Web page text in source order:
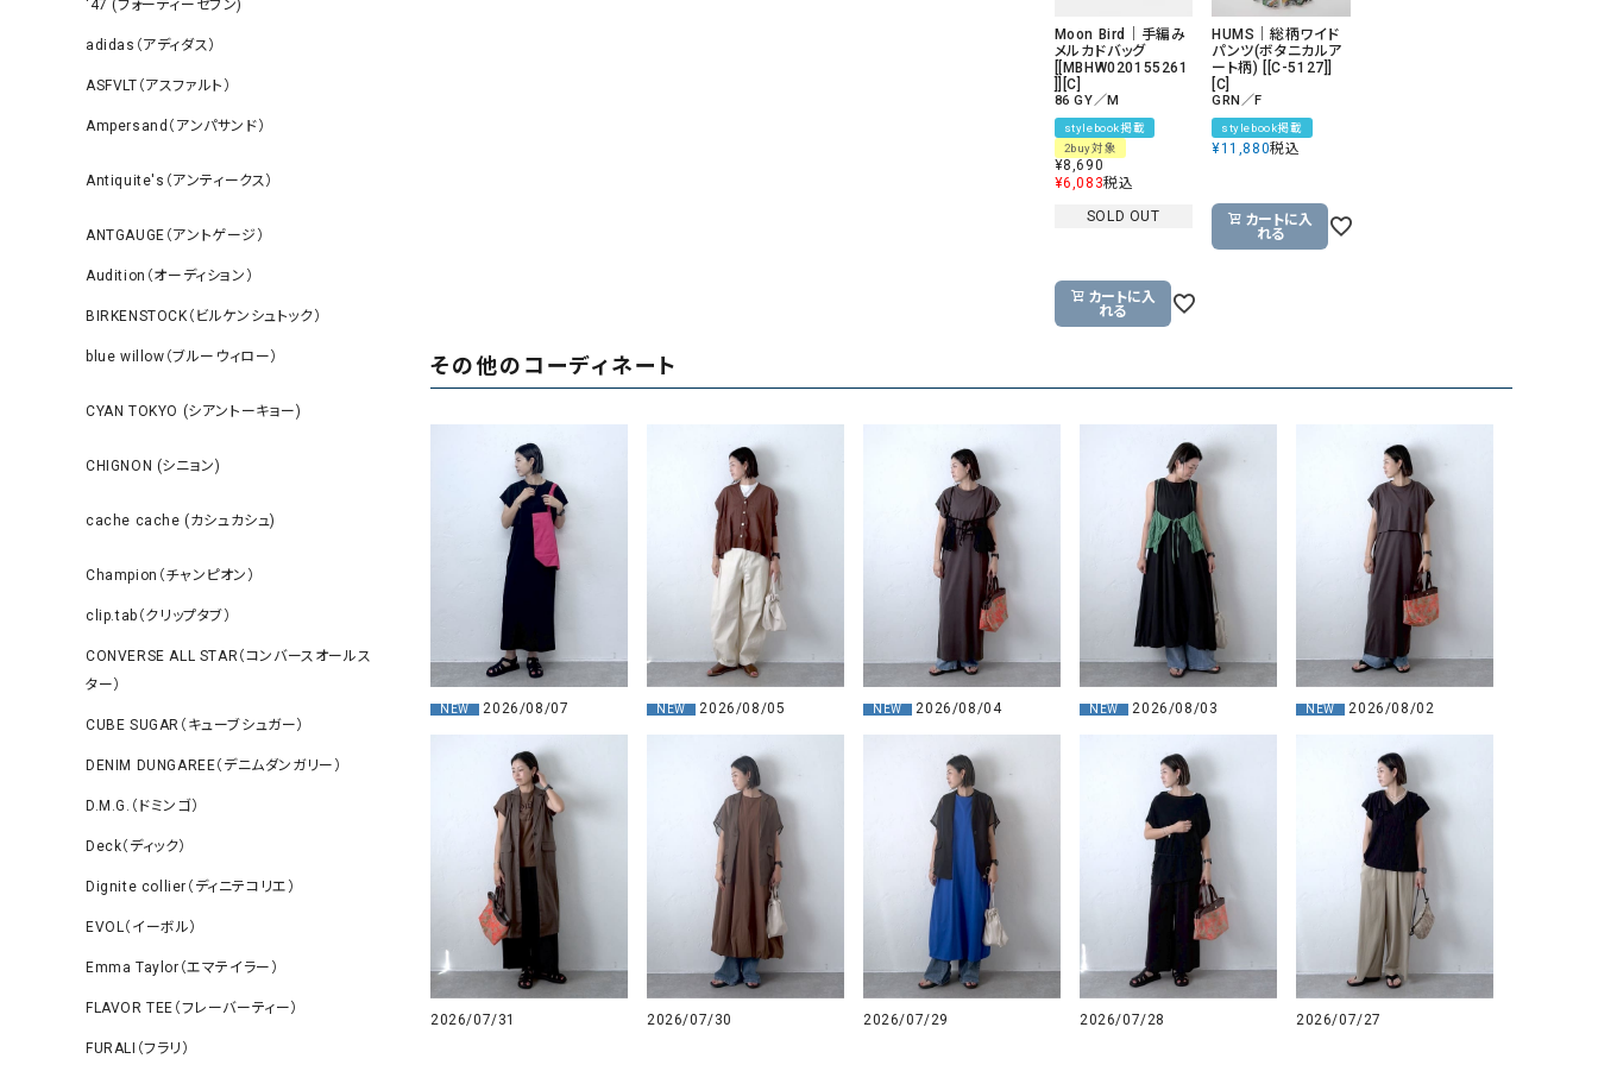
‘47 (フォーティーセブン)
adidas（アディダス）
ASFVLT（アスファルト）
Ampersand（アンパサンド）
Antiquite's（アンティークス）
ANTGAUGE（アントゲージ）
Audition（オーディション）
BIRKENSTOCK（ビルケンシュトック）
blue willow（ブルーウィロー）
CYAN TOKYO (シアントーキョー)
CHIGNON (シニョン)
cache cache (カシュカシュ)
Champion（チャンピオン）
clip.tab（クリップタブ）
CONVERSE ALL STAR（コンバースオールス
ター）
CUBE SUGAR（キューブシュガー）
DENIM DUNGAREE（デニムダンガリー）
D.M.G.（ドミンゴ）
Deck（ディック）
Dignite collier（ディニテコリエ）
EVOL（イーボル）
Emma Taylor（エマテイラー）
FLAVOR TEE（フレーバーティー）
FURALI（フラリ）
Moon Bird｜手編み
メルカドバッグ
[[MBHW020155261
]][C]
86 GY／M
stylebook掲載
2buy対象
¥8,690
¥6,083税込
SOLD OUT
カートに入
れる
HUMS｜総柄ワイド
パンツ(ボタニカルア
ート柄) [[C-5127]]
[C]
GRN／F
stylebook掲載
¥11,880税込
カートに入
れる
その他のコーディネート
NEW 2026/08/07 NEW 2026/08/05 NEW 2026/08/04 NEW 2026/08/03 NEW 2026/08/02
2026/07/31 2026/07/30 2026/07/29 2026/07/28 2026/07/27